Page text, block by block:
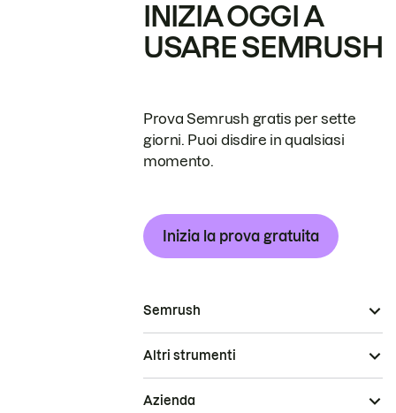
INIZIA OGGI A
USARE SEMRUSH
Prova Semrush gratis per sette
giorni. Puoi disdire in qualsiasi
momento.
Inizia la prova gratuita
Semrush
Altri strumenti
Azienda